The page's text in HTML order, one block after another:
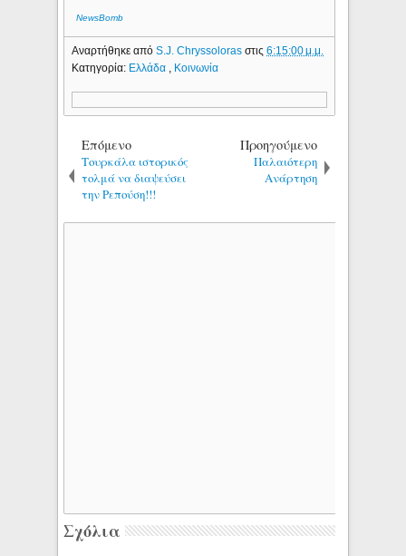
ΝewsBomb
Αναρτήθηκε απόS.J. Chryssolorasστις6:15:00 μ.μ.
Κατηγορία: Ελλάδα Κοινωνία
Επόμενο
Τουρκάλα ιστορικός
τολμά να διαψεύσει
την Ρεπούση!!!
Προηγούμενο
Παλαιότερη
Ανάρτηση
Σχόλια